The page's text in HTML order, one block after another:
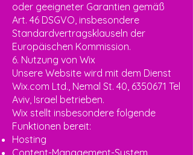
oder geeigneter Garantien gemäß
Art. 46 DSGVO, insbesondere
Standardvertragsklauseln der
Europäischen Kommission.
6. Nutzung von Wix
Unsere Website wird mit dem Dienst
Wix.com Ltd., Nemal St. 40, 6350671 Tel
Aviv, Israel betrieben.
Wix stellt insbesondere folgende
Funktionen bereit:
Hosting
Content-Management-System